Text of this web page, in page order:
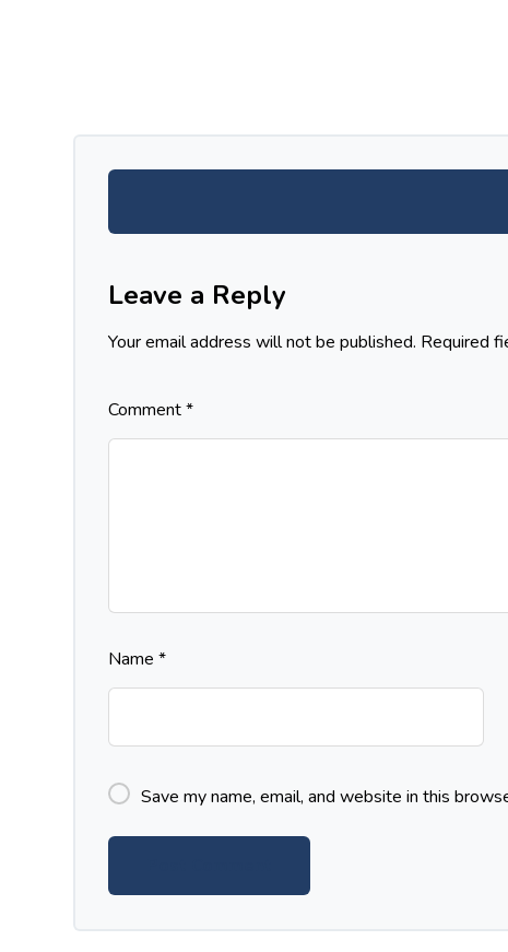
Leave a Reply
Your email address will not be published. Required
Comment*
Name*
Save my name, email, and website in this